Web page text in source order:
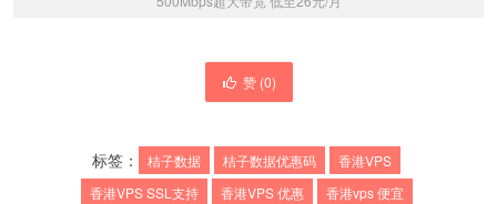
赞 (0)
标签： 桔子数据 桔子数据优惠码
香港VPS
香港VPS SSL支持
香港VPS 优惠
香港vps 便宜